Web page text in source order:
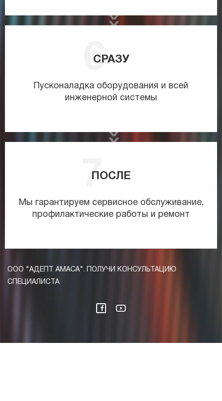
СРАЗУ
Пусконаладка оборудования и всей
инженерной системы
ПОСЛЕ
Мы гарантируем сервисное обслуживание,
профилактические работы и ремонт
ООО "АДЕПТ АМАСА". ПОЛУЧИ КОНСУЛЬТАЦИЮ
СПЕЦИАЛИСТА